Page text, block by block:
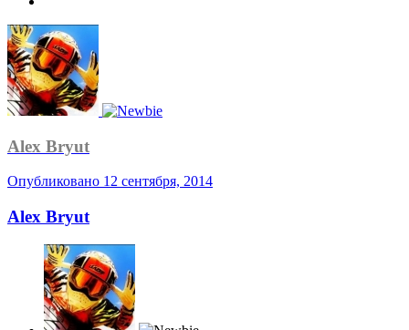
Alex Bryut
Опубликовано 12 сентября, 2014
Alex Bryut